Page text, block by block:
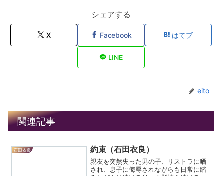
シェアする
X Facebook はてブ
LINE
eito
関連記事
石田衣良 約束（石田衣良）
親友を突然失った男の子、リストラに晒
され、息子に侮辱されながらも日常に踏